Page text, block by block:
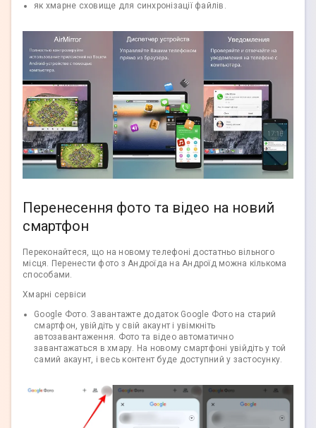
як хмарне сховище для синхронізації файлів.
Перенесення фото та відео на новий
смартфон
Переконайтеся, що на новому телефоні достатньо вільного
місця. Перенести фото з Андроїда на Андроїд можна кількома
способами.
Хмарні сервіси
Google Фото. Завантажте додаток Google Фото на старий
смартфон, увійдіть у свій акаунт і увімкніть
автозавантаження. Фото та відео автоматично
завантажаться в хмару. На новому смартфоні увійдіть у той
самий акаунт, і весь контент буде доступний у застосунку.